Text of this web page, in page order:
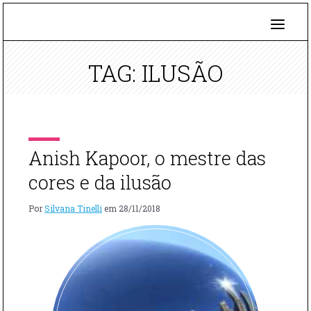
TAG: ILUSÃO
Anish Kapoor, o mestre das
cores e da ilusão
PorSilvana Tinelli em 28/11/2018